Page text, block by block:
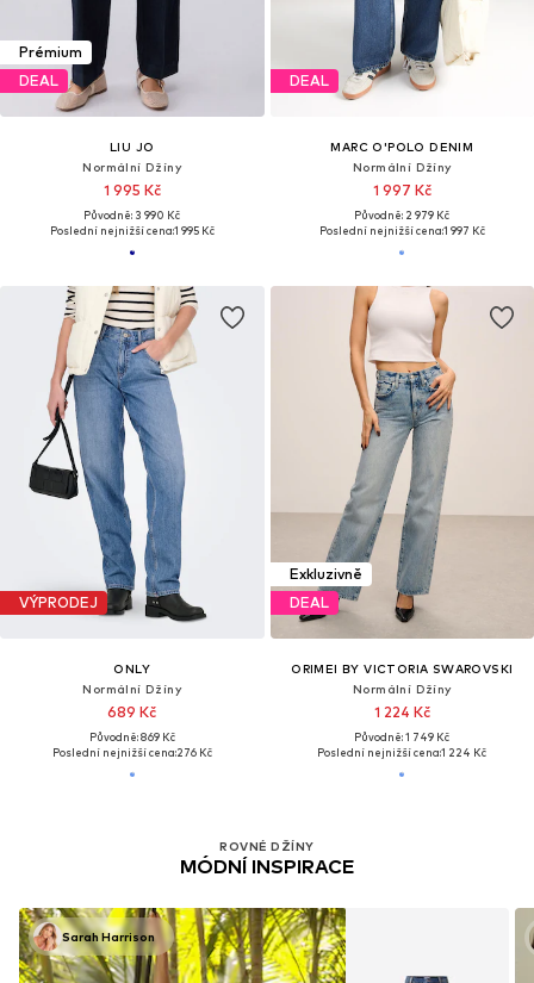
Prémium
DEAL
LIU JO
Normální Džíny
1 995 Kč
Původně: 3 990 Kč
Poslední nejnižší cena:1 995 Kč
DEAL
MARC O'POLO DENIM
Normální Džíny
1 997 Kč
Původně: 2 979 Kč
Poslední nejnižší cena:1 997 Kč
VÝPRODEJ
ONLY
Normální Džíny
689 Kč
Původně: 869 Kč
Poslední nejnižší cena:276 Kč
Exkluzivně
DEAL
ORIMEI BY VICTORIA SWAROVSKI
Normální Džíny
1 224 Kč
Původně: 1 749 Kč
Poslední nejnižší cena:1 224 Kč
ROVNÉ DŽÍNY
MÓDNÍ INSPIRACE
Sarah Harrison